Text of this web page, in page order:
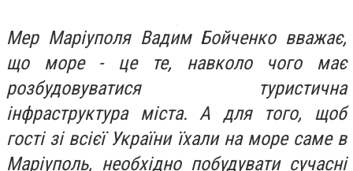
Мер Маріуполя Вадим Бойченко вважає,
що море - це те, навколо чого має
розбудовуватися туристична
інфраструктура міста. А для того, щоб
гості зі всієї України їхали на море саме в
Маріуполь, необхідно побудувати сучасні